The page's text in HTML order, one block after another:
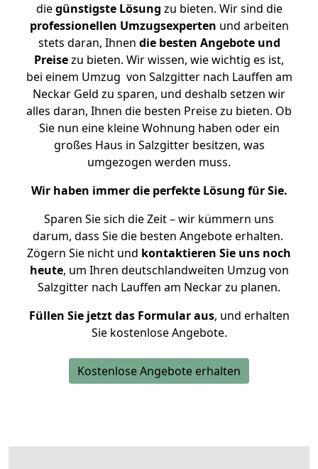
diegünstigste Lösung zu bieten. Wir sind die
professionellen Umzugsexperten und arbeiten
stets daran, Ihnen die besten Angebote und
Preisezu bieten. Wir wissen, wie wichtig es ist,
bei einem Umzug von Salzgitter nach Lauffen am
Neckar Geld zu sparen, und deshalb setzen wir
alles daran, Ihnen die besten Preise zu bieten. Ob
Sie nun eine kleine Wohnung haben oder ein
großes Haus in Salzgitter besitzen, was
umgezogen werden muss.
Wir haben immer die perfekte Lösung für Sie.
Sparen Sie sich die Zeit – wir kümmern uns
darum, dass Sie die besten Angebote erhalten.
Zögern Sie nicht und kontaktieren Sie uns noch
heute, um Ihren deutschlandweiten Umzug von
Salzgitter nach Lauffen am Neckar zu planen.
Füllen Sie jetzt das Formular aus, und erhalten
Sie kostenlose Angebote.
Kostenlose Angebote erhalten